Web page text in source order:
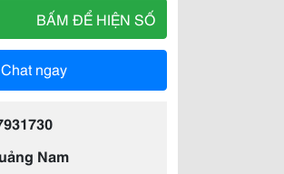
BẤM ĐỂ HIỆN SỐ
Chat ngay
Nam